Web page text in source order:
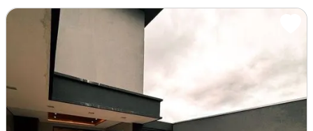
ambientes<br />
✅ Banheiros com ralos ocultos inox, válvulas
por pressão, espelhos com design
refinado<br />
✅ Cortinas filtro solar 2% e persianas black-
out automatizadas – privacidade e bem-